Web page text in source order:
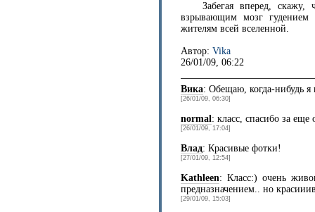
Забегая вперед,
взрывающим мозг гудением
жителям всей вселенной.
Автор:Vika
26/01/09, 06:22
Вика: Обещаю, когда-нибудь я
[26/01/09, 06:30]
normal: класс, спасибо за
[26/01/09, 17:04]
Влад: Красивые фотки!
[27/01/09, 12:54]
Kathleen: Класс:) очень
предназначением.. но
[29/01/09, 15:03]